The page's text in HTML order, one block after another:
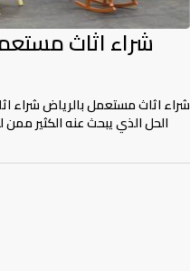
شراء اثاث
شراء اثاث مستعمل بالرياض شراء
الحل الذي يبحث عنه الكثير